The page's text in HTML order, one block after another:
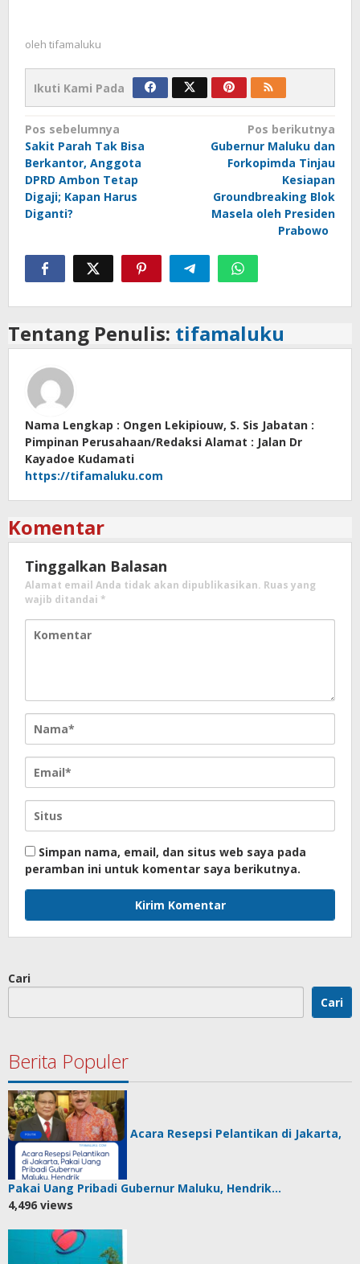
oleh tifamaluku
Ikuti Kami Pada
Navigasi
pos
Pos sebelumnya
Sakit Parah Tak Bisa
Berkantor, Anggota
DPRD Ambon Tetap
Digaji; Kapan Harus
Diganti?
Pos berikutnya
Gubernur Maluku dan
Forkopimda Tinjau
Kesiapan
Groundbreaking Blok
Masela oleh Presiden
Prabowo
Tentang Penulis: tifamaluku
Nama Lengkap : Ongen Lekipiouw, S. Sis Jabatan :
Pimpinan Perusahaan/Redaksi Alamat : Jalan Dr
Kayadoe Kudamati
https://tifamaluku.com
Komentar
Tinggalkan Balasan
Alamat email Anda tidak akan dipublikasikan. Ruas yang
wajib ditandai *
Simpan nama, email, dan situs web saya pada
peramban ini untuk komentar saya berikutnya.
Cari
Cari
Berita Populer
Acara Resepsi Pelantikan di Jakarta,
Pakai Uang Pribadi Gubernur Maluku, Hendrik…
4,496 views